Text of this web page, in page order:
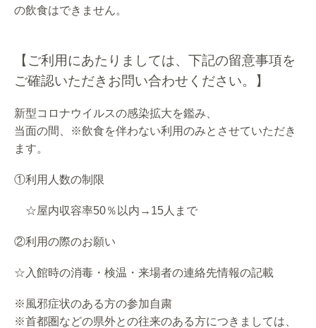
の飲食はできません。
【ご利用にあたりましては、下記の留意事項を
ご確認いただきお問い合わせください。】
新型コロナウイルスの感染拡大を鑑み、
当面の間、※飲食を伴わない利用のみとさせていただき
ます。
①利用人数の制限
☆屋内収容率50％以内→15人まで
②利用の際のお願い
☆入館時の消毒・検温・来場者の連絡先情報の記載
※風邪症状のある方の参加自粛
※首都圏などの県外との往来のある方につきましては、